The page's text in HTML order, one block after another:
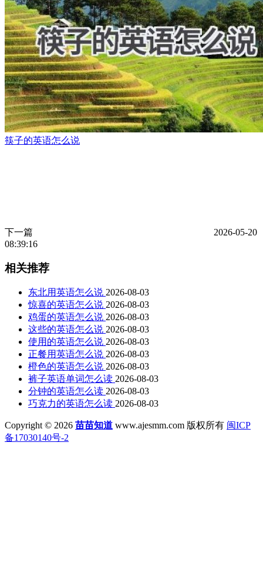
筷子的英语怎么说
下一篇
2026-05-20
08:39:16
相关推荐
东北用英语怎么说 2026-08-03
惊喜的英语怎么说 2026-08-03
鸡蛋的英语怎么说 2026-08-03
这些的英语怎么说 2026-08-03
使用的英语怎么说 2026-08-03
正餐用英语怎么说 2026-08-03
橙色的英语怎么说 2026-08-03
裤子英语单词怎么读 2026-08-03
分钟的英语怎么读 2026-08-03
巧克力的英语怎么读 2026-08-03
Copyright © 2026 苗苗知道 www.ajesmm.com 版权所有 闽ICP
备17030140号-2